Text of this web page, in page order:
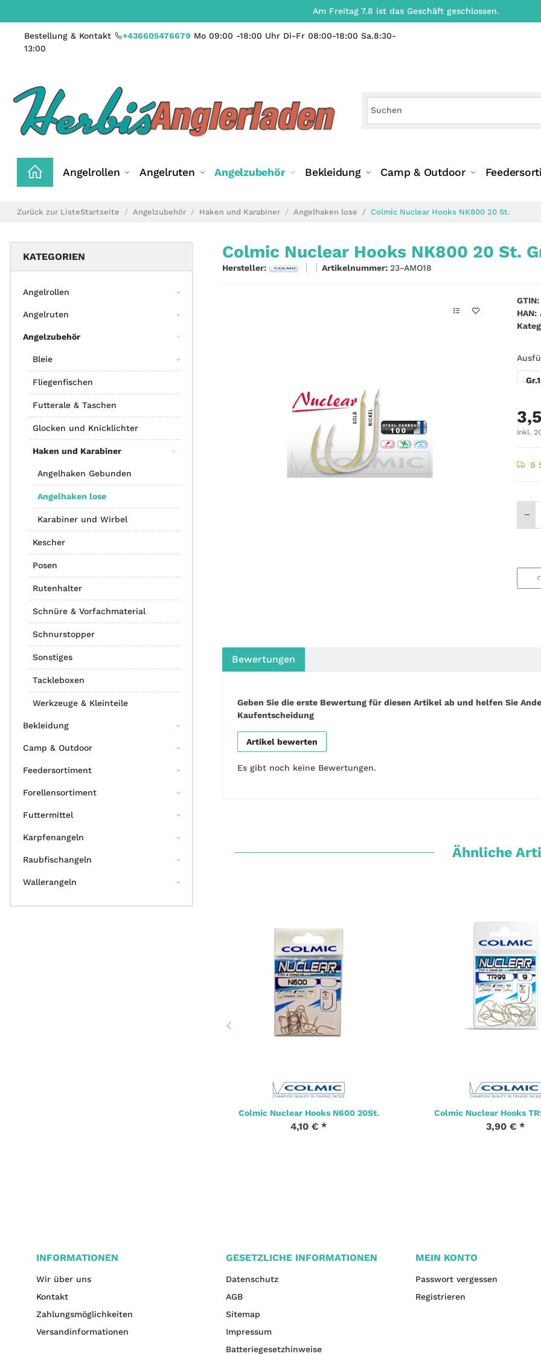
Am Freitag 7.8 ist das Geschäft geschlossen.
Bestellung & Kontakt +436605476679 Mo 09:00 -18:00 Uhr Di-Fr 08:00-18:00 Sa.8:30-
13:00
Angelrollen Angelruten Angelzubehör Bekleidung Camp & Outdoor
Zurück zur ListeStartseite Angelzubehör Haken und Karabiner Angelhaken lose Colmic Nuclear Hooks NK800 20 St.
Colmic Nuclear Hooks NK800 20 St.
Hersteller: Artikelnummer: 23-AMO18
GTIN:
HAN:
inkl.
9
Bewertungen
Geben Sie die erste Bewertung für diesen Artikel ab und helfen Sie
Kaufentscheidung
Artikel bewerten
Es gibt noch keine Bewertungen.
Ähnliche
Colmic Nuclear Hooks N600 20St.
4,10 € *
Colmic Nuclear Hooks
3,90 € *
KATEGORIEN
Angelrollen
Angelruten
Angelzubehör
Bleie
Fliegenfischen
Futterale & Taschen
Glocken und Knicklichter
Haken und Karabiner
Angelhaken Gebunden
Angelhaken lose
Karabiner und Wirbel
Kescher
Posen
Rutenhalter
Schnüre & Vorfachmaterial
Schnurstopper
Sonstiges
Tackleboxen
Werkzeuge & Kleinteile
Bekleidung
Camp & Outdoor
Feedersortiment
Forellensortiment
Futtermittel
Karpfenangeln
Raubfischangeln
Wallerangeln
INFORMATIONEN
Wir über uns
Kontakt
Zahlungsmöglichkeiten
Versandinformationen
GESETZLICHE INFORMATIONEN
Datenschutz
AGB
Sitemap
Impressum
Batteriegesetzhinweise
MEIN KONTO
Passwort vergessen
Registrieren